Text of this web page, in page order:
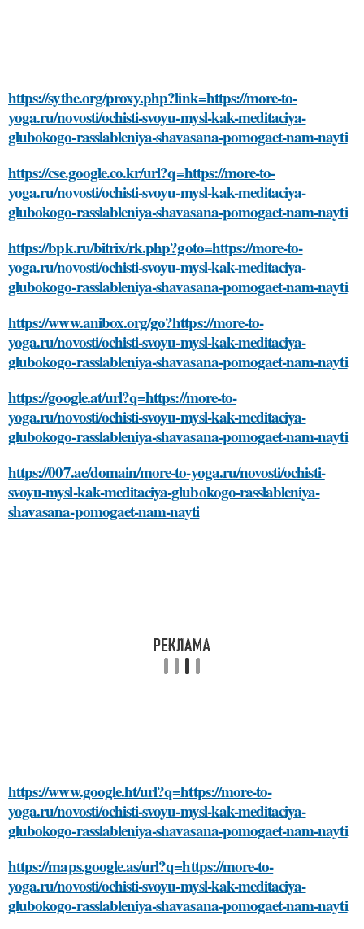
https://sythe.org/proxy.php?link=https://more-to-
yoga.ru/novosti/ochisti-svoyu-mysl-kak-meditaciya-
glubokogo-rasslableniya-shavasana-pomogaet-nam-nayti
https://cse.google.co.kr/url?q=https://more-to-
yoga.ru/novosti/ochisti-svoyu-mysl-kak-meditaciya-
glubokogo-rasslableniya-shavasana-pomogaet-nam-nayti
https://bpk.ru/bitrix/rk.php?goto=https://more-to-
yoga.ru/novosti/ochisti-svoyu-mysl-kak-meditaciya-
glubokogo-rasslableniya-shavasana-pomogaet-nam-nayti
https://www.anibox.org/go?https://more-to-
yoga.ru/novosti/ochisti-svoyu-mysl-kak-meditaciya-
glubokogo-rasslableniya-shavasana-pomogaet-nam-nayti
https://google.at/url?q=https://more-to-
yoga.ru/novosti/ochisti-svoyu-mysl-kak-meditaciya-
glubokogo-rasslableniya-shavasana-pomogaet-nam-nayti
https://007.ae/domain/more-to-yoga.ru/novosti/ochisti-
svoyu-mysl-kak-meditaciya-glubokogo-rasslableniya-
shavasana-pomogaet-nam-nayti
https://www.google.ht/url?q=https://more-to-
yoga.ru/novosti/ochisti-svoyu-mysl-kak-meditaciya-
glubokogo-rasslableniya-shavasana-pomogaet-nam-nayti
https://maps.google.as/url?q=https://more-to-
yoga.ru/novosti/ochisti-svoyu-mysl-kak-meditaciya-
glubokogo-rasslableniya-shavasana-pomogaet-nam-nayti